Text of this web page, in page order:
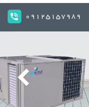
09125157989